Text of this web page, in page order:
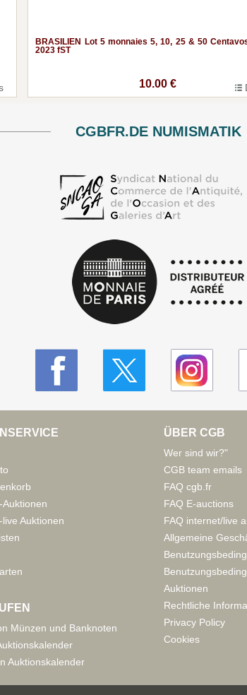
BRASILIEN Lot 5 monnaies 5, 10, 25 & 50
2023 fST
10.00 €
CGBFR.DE NUMISMATIK
Auktionen
Münzen und Banknoten
Auktionskalender
ÜBER CGB
Wer sind wir?"
CGB team emails
FAQ cgb.fr
FAQ E-auctions
FAQ internet/live
Allgemeine
Auktionen
Rechtliche
Privacy Policy
Cookies